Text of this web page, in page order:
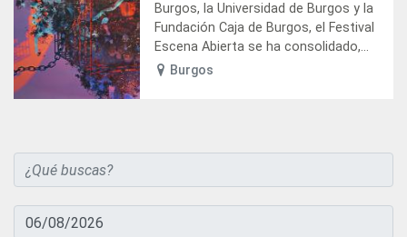
Burgos, la Universidad de Burgos y la
Fundación Caja de Burgos, el Festival
Escena Abierta se ha consolidado,...
Burgos